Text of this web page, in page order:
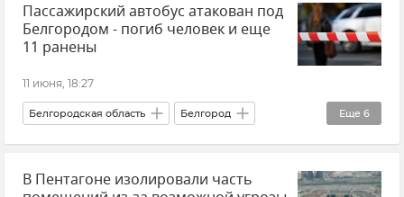
Дональд Трамп США Крым
Новости Крыма
Пассажирский автобус атакован под
Белгородом - погиб человек и еще
11 ранены
11 июня, 18:27
Еще 6
Белгородская область Белгород
Обстрелы Белгородской области Автобус
Автобусное сообщение Новости
В Пентагоне изолировали часть